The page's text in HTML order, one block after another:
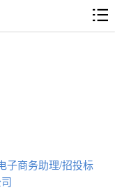
子商务助理/招投标